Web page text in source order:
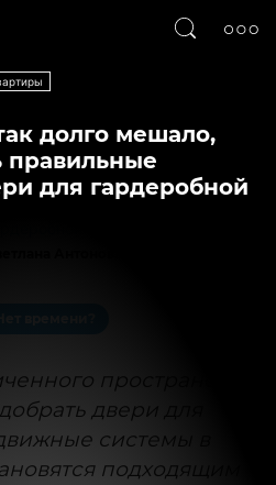
долго мешало,
правильные
для гардеробной
пространства
двери для
системы в
подходящим